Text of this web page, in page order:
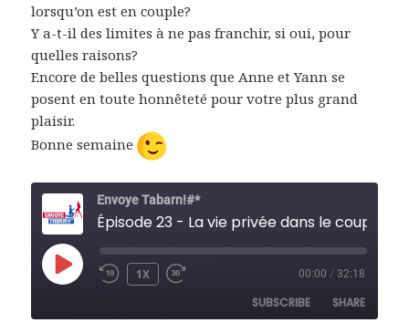
lorsqu’on est en couple?
Y a-t-il des limites à ne pas franchir, si oui, pour
quelles raisons?
Encore de belles questions que Anne et Yann se
posent en toute honnêteté pour votre plus grand
plaisir.
Bonne semaine
Envoye Tabarn!#*
Épisode 23 - La vie privée dans le couple
PLAY
EPISODE REWIND
1X
FAST
00:00 / 32:18
SUBSCRIBE SHARE